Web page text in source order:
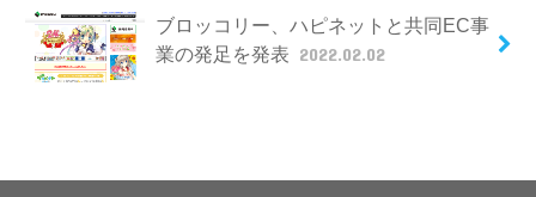
ブロッコリー、ハピネットと共同EC事
業の発足を発表 2022.02.02